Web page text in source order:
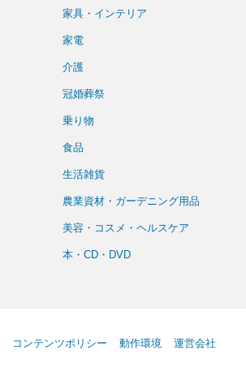
家具・インテリア
家電
介護
冠婚葬祭
乗り物
食品
生活雑貨
農業資材・ガーデニング用品
美容・コスメ・ヘルスケア
本・CD・DVD
コンテンツポリシー 動作環境 運営会社